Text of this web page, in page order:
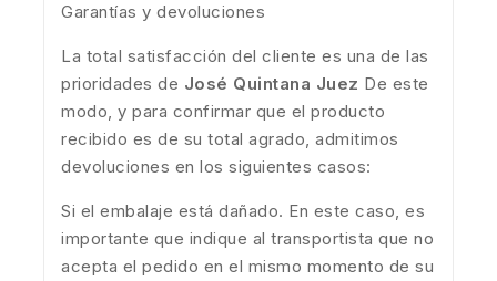
Garantías y devoluciones
La total satisfacción del cliente es una de las
prioridades de José Quintana Juez De este
modo, y para confirmar que el producto
recibido es de su total agrado, admitimos
devoluciones en los siguientes casos:
Si el embalaje está dañado. En este caso, es
importante que indique al transportista que no
acepta el pedido en el mismo momento de su